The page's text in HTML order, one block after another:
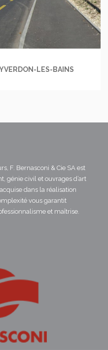
LES-BAINS
F. Bernasconi & Cie SA est
génie civil et ouvrages d’art
dans la réalisation
vous garantit
et maîtrise.